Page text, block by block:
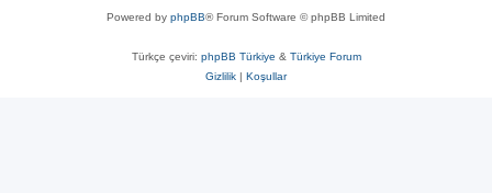
Powered by phpBB® Forum Software © phpBB Limited
Türkçe çeviri: phpBB Türkiye & Türkiye Forum
Gizlilik | Koşullar